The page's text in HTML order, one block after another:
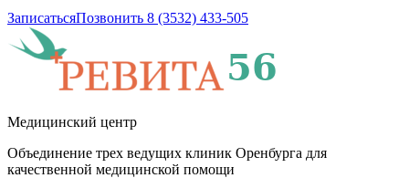
ЗаписатьсяПозвонить 8 (3532) 433-505
Медицинский центр
Объединение трех ведущих клиник Оренбурга для
качественной медицинской помощи